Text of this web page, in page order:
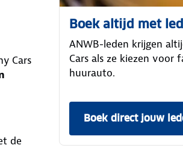
Cars
de
Boek altijd met
ANWB-leden krijgen
Cars als ze kiezen voor
huurauto.
Boek direct jouw